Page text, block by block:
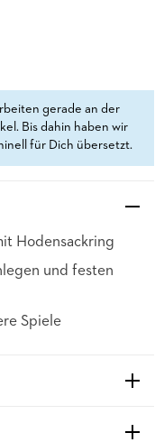
gerade an der
Bis dahin haben wir
für Dich übersetzt.
Hodensackring
und festen
Spiele